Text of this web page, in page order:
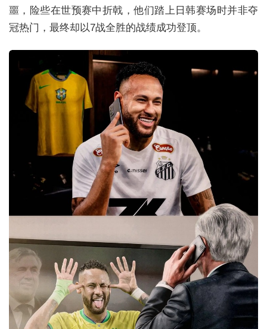
噩，险些在世预赛中折戟，他们踏上日韩赛场时并非夺
冠热门，最终却以7战全胜的战绩成功登顶。